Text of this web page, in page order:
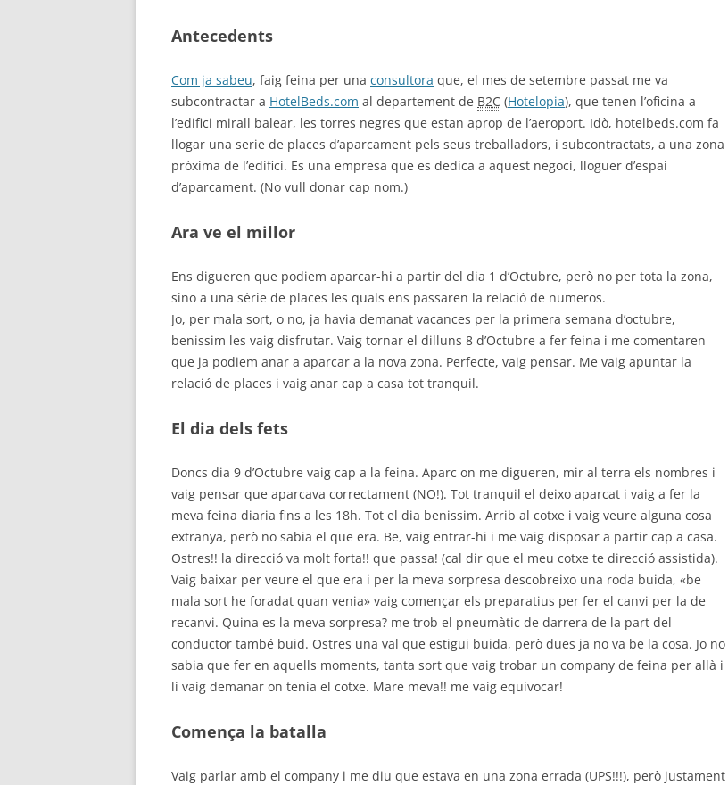
Antecedents
Com ja sabeu, faig feina per una consultora que, el mes de setembre passat me va
subcontractar a HotelBeds.com al departement de B2C (Hotelopia), que tenen l’oficina a
l’edifici mirall balear, les torres negres que estan aprop de l’aeroport. Idò, hotelbeds.com fa
llogar una serie de places d’aparcament pels seus treballadors, i subcontractats, a una zona
pròxima de l’edifici. Es una empresa que es dedica a aquest negoci, lloguer d’espai
d’aparcament. (No vull donar cap nom.)
Ara ve el millor
Ens digueren que podiem aparcar-hi a partir del dia 1 d’Octubre, però no per tota la zona,
sino a una sèrie de places les quals ens passaren la relació de numeros.
Jo, per mala sort, o no, ja havia demanat vacances per la primera semana d’octubre,
benissim les vaig disfrutar. Vaig tornar el dilluns 8 d’Octubre a fer feina i me comentaren
que ja podiem anar a aparcar a la nova zona. Perfecte, vaig pensar. Me vaig apuntar la
relació de places i vaig anar cap a casa tot tranquil.
El dia dels fets
Doncs dia 9 d’Octubre vaig cap a la feina. Aparc on me digueren, mir al terra els nombres i
vaig pensar que aparcava correctament (NO!). Tot tranquil el deixo aparcat i vaig a fer la
meva feina diaria fins a les 18h. Tot el dia benissim. Arrib al cotxe i vaig veure alguna cosa
extranya, però no sabia el que era. Be, vaig entrar-hi i me vaig disposar a partir cap a casa.
Ostres!! la direcció va molt forta!! que passa! (cal dir que el meu cotxe te direcció assistida).
Vaig baixar per veure el que era i per la meva sorpresa descobreixo una roda buida, «be
mala sort he foradat quan venia» vaig començar els preparatius per fer el canvi per la de
recanvi. Quina es la meva sorpresa? me trob el pneumàtic de darrera de la part del
conductor també buid. Ostres una val que estigui buida, però dues ja no va be la cosa. Jo no
sabia que fer en aquells moments, tanta sort que vaig trobar un company de feina per allà i
li vaig demanar on tenia el cotxe. Mare meva!! me vaig equivocar!
Comença la batalla
Vaig parlar amb el company i me diu que estava en una zona errada (UPS!!!), però justament